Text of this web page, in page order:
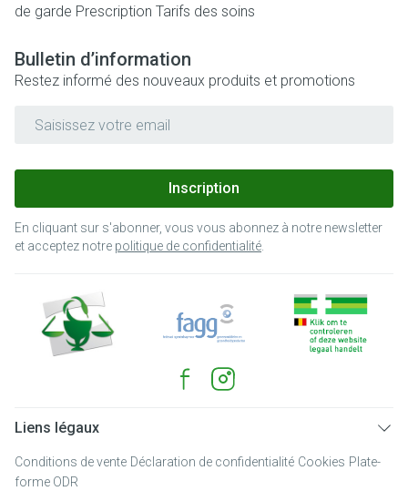
de garde Prescription Tarifs des soins
Bulletin d’information
Restez informé des nouveaux produits et promotions
Inscription
En cliquant sur s'abonner, vous vous abonnez à notre newsletter
et acceptez notre politique de confidentialité
Liens légaux
Conditions de vente Déclaration de confidentialité Cookies Plate-
forme ODR